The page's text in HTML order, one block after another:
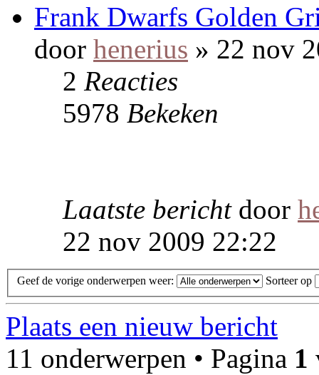
Frank Dwarfs Golden
door henerius » 22 nov
2 Reacties
5978 Bekeken
Laatste bericht door
22 nov 2009 22:22
Geef de vorige onderwerpen weer: Sorteer op
Plaats een nieuw bericht
11 onderwerpen • Pagina 1